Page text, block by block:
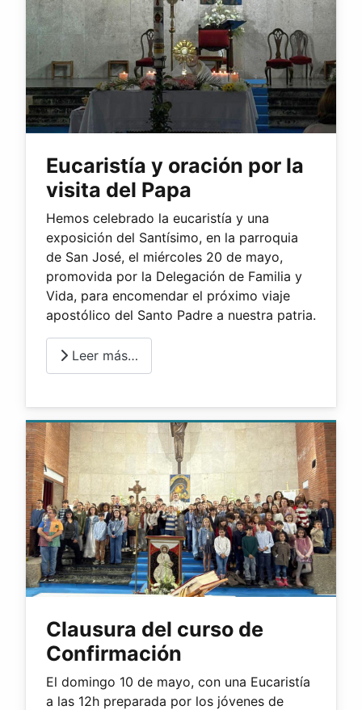
Eucaristía y oración por la
visita del Papa
Hemos celebrado la eucaristía y una
exposición del Santísimo, en la parroquia
de San José, el miércoles 20 de mayo,
promovida por la Delegación de Familia y
Vida, para encomendar el próximo viaje
apostólico del Santo Padre a nuestra patria.
Leer más…
Clausura del curso de
Confirmación
El domingo 10 de mayo, con una Eucaristía
a las 12h preparada por los jóvenes de